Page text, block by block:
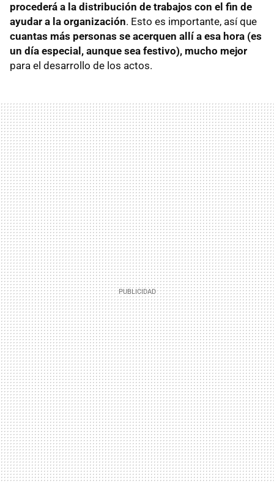
procederá a la distribución de trabajos con el fin de
ayudar a la organización. Esto es importante, así que
cuantas más personas se acerquen allí a esa hora (es
un día especial, aunque sea festivo), mucho mejor
para el desarrollo de los actos.